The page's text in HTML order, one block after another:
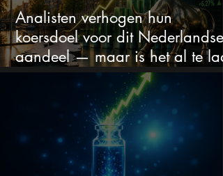
Analisten verhogen hun
koersdoel voor dit Nederlandse
aandeel — maar is het al te laat
om in te stappen?